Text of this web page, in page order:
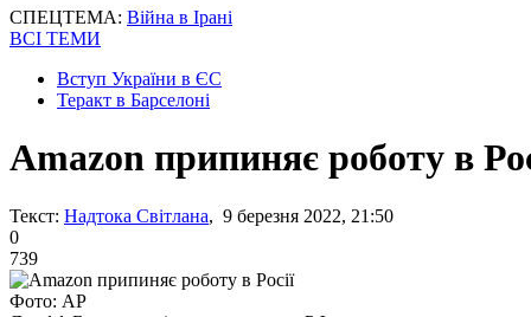
СПЕЦТЕМА: Війна в Ірані
ВСІ ТЕМИ
Вступ України в ЄС
Теракт в Барселоні
Amazon припиняє роботу в
Текст: Надтока Світлана, 9 березня 2022, 21:50
0
739
Фото: АР